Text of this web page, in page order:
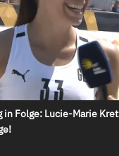
in Folge: Lucie-Marie